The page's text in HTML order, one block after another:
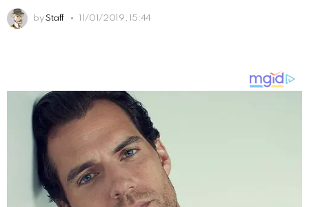
by Staff 11/01/2019, 15:44